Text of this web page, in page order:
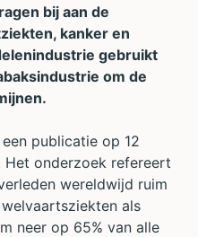
bij aan de
kanker en
gebruikt
om de
publicatie op 12
Het onderzoek refereert
wereldwijd ruim
als
neer op 65% van alle